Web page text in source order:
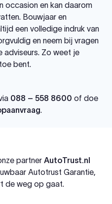
occasion en kan daarom
Bouwjaar en
een volledige indruk van
en neem bij vragen
Zo weet je
bent.
088 – 558 8600 of doe
.
partner AutoTrust.nl
Autotrust Garantie,
de weg op gaat.